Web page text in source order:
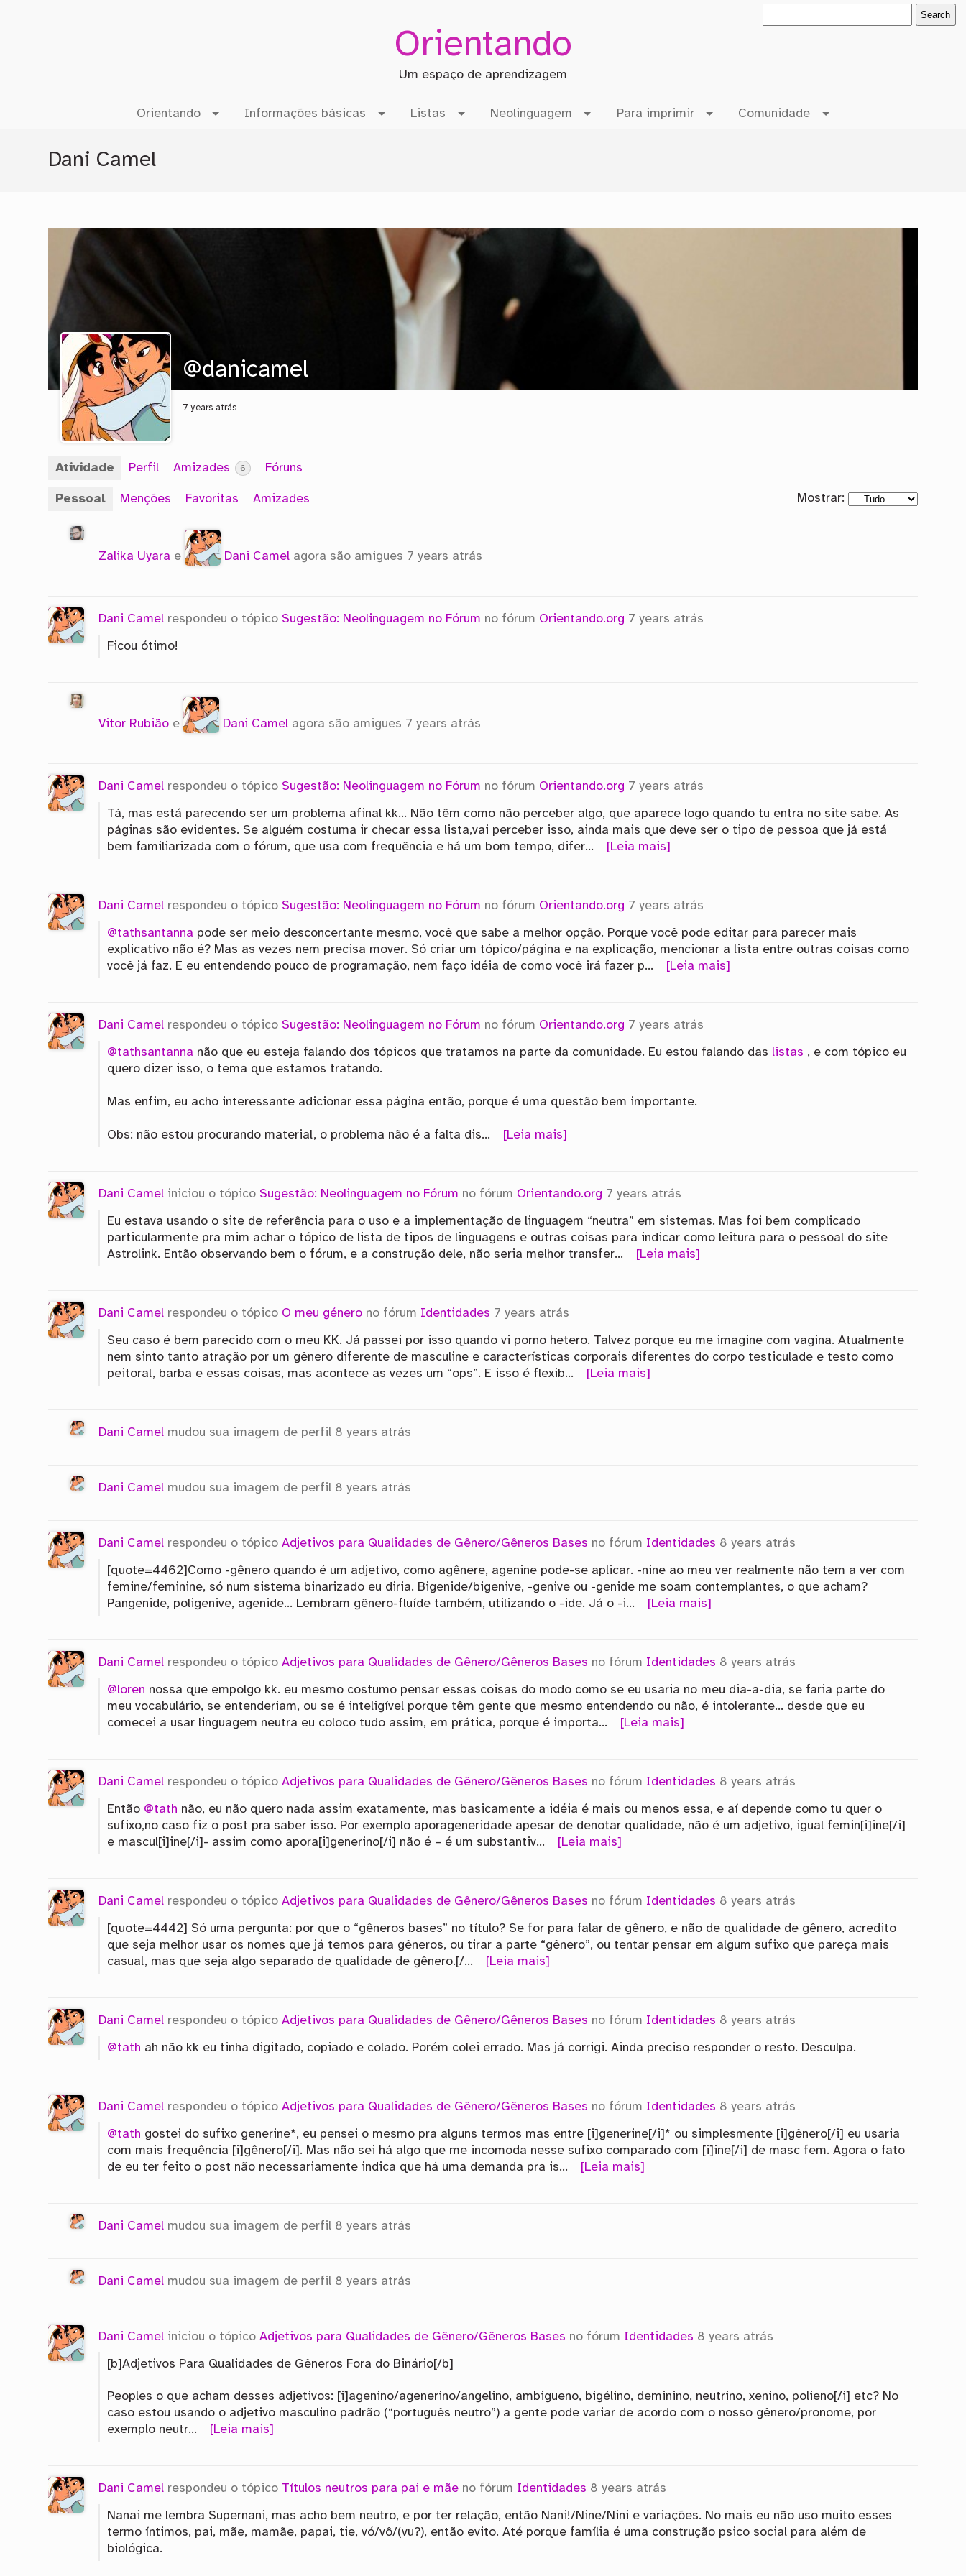
Orientando
Um espaço de aprendizagem
Orientando Informações básicas Listas Neolinguagem Para imprimir Comunidade
Dani Camel
@danicamel
7 years atrás
Atividade Perfil Amizades 6 Fóruns
Pessoal Menções Favoritas Amizades Mostrar:
Zalika Uyara e Dani Camel agora são amigues 7 years atrás
Dani Camel respondeu o tópico Sugestão: Neolinguagem no Fórum no fórum Orientando.org 7 years atrás
Ficou ótimo!
Vitor Rubião e Dani Camel agora são amigues 7 years atrás
Dani Camel respondeu o tópico Sugestão: Neolinguagem no Fórum no fórum Orientando.org 7 years atrás
Tá, mas está parecendo ser um problema afinal kk… Não têm como não perceber algo, que aparece logo quando tu entra no site sabe. As
páginas são evidentes. Se alguém costuma ir checar essa lista,vai perceber isso, ainda mais que deve ser o tipo de pessoa que já está
bem familiarizada com o fórum, que usa com frequência e há um bom tempo, difer…
[Leia mais]
Dani Camel respondeu o tópico Sugestão: Neolinguagem no Fórum no fórum Orientando.org 7 years atrás
@tathsantanna pode ser meio desconcertante mesmo, você que sabe a melhor opção. Porque você pode editar para parecer mais
explicativo não é? Mas as vezes nem precisa mover. Só criar um tópico/página e na explicação, mencionar a lista entre outras coisas como
você já faz. E eu entendendo pouco de programação, nem faço idéia de como você irá fazer p…
[Leia mais]
Dani Camel respondeu o tópico Sugestão: Neolinguagem no Fórum no fórum Orientando.org 7 years atrás
@tathsantanna não que eu esteja falando dos tópicos que tratamos na parte da comunidade. Eu estou falando das listas , e com tópico eu
quero dizer isso, o tema que estamos tratando.
Mas enfim, eu acho interessante adicionar essa página então, porque é uma questão bem importante.
Obs: não estou procurando material, o problema não é a falta dis… [Leia mais]
Dani Camel iniciou o tópico Sugestão: Neolinguagem no Fórum no fórum Orientando.org 7 years atrás
Eu estava usando o site de referência para o uso e a implementação de linguagem “neutra” em sistemas. Mas foi bem complicado
particularmente pra mim achar o tópico de lista de tipos de linguagens e outras coisas para indicar como leitura para o pessoal do site
Astrolink. Então observando bem o fórum, e a construção dele, não seria melhor transfer…
[Leia mais]
Dani Camel respondeu o tópico O meu género no fórum Identidades 7 years atrás
Seu caso é bem parecido com o meu KK. Já passei por isso quando vi porno hetero. Talvez porque eu me imagine com vagina. Atualmente
nem sinto tanto atração por um gênero diferente de masculine e características corporais diferentes do corpo testiculade e testo como
peitoral, barba e essas coisas, mas acontece as vezes um “ops”. E isso é flexib…
[Leia mais]
Dani Camel mudou sua imagem de perfil 8 years atrás
Dani Camel mudou sua imagem de perfil 8 years atrás
Dani Camel respondeu o tópicoAdjetivos para Qualidades de Gênero/Gêneros Bases no fórum Identidades 8 years atrás
[quote=4462]Como -gênero quando é um adjetivo, como agênere, agenine pode-se aplicar. -nine ao meu ver realmente não tem a ver com
femine/feminine, só num sistema binarizado eu diria. Bigenide/bigenive, -genive ou -genide me soam contemplantes, o que acham?
Pangenide, poligenive, agenide… Lembram gênero-fluíde também, utilizando o -ide. Já o -i…
[Leia mais]
Dani Camel respondeu o tópicoAdjetivos para Qualidades de Gênero/Gêneros Bases no fórum Identidades 8 years atrás
@loren nossa que empolgo kk. eu mesmo costumo pensar essas coisas do modo como se eu usaria no meu dia-a-dia, se faria parte do
meu vocabulário, se entenderiam, ou se é inteligível porque têm gente que mesmo entendendo ou não, é intolerante… desde que eu
comecei a usar linguagem neutra eu coloco tudo assim, em prática, porque é importa…
[Leia mais]
Dani Camel respondeu o tópicoAdjetivos para Qualidades de Gênero/Gêneros Bases no fórum Identidades 8 years atrás
Então @tath não, eu não quero nada assim exatamente, mas basicamente a idéia é mais ou menos essa, e aí depende como tu quer o
sufixo,no caso fiz o post pra saber isso. Por exemplo aporageneridade apesar de denotar qualidade, não é um adjetivo, igual femin[i]ine[/i]
e mascul[i]ine[/i]- assim como apora[i]generino[/i] não é – é um substantiv…
[Leia mais]
Dani Camel respondeu o tópicoAdjetivos para Qualidades de Gênero/Gêneros Bases no fórum Identidades 8 years atrás
[quote=4442] Só uma pergunta: por que o “gêneros bases” no título? Se for para falar de gênero, e não de qualidade de gênero, acredito
que seja melhor usar os nomes que já temos para gêneros, ou tirar a parte “gênero”, ou tentar pensar em algum sufixo que pareça mais
casual, mas que seja algo separado de qualidade de gênero.[/…
[Leia mais]
Dani Camel respondeu o tópicoAdjetivos para Qualidades de Gênero/Gêneros Bases no fórum Identidades 8 years atrás
@tath ah não kk eu tinha digitado, copiado e colado. Porém colei errado. Mas já corrigi. Ainda preciso responder o resto. Desculpa.
Dani Camel respondeu o tópicoAdjetivos para Qualidades de Gênero/Gêneros Bases no fórum Identidades 8 years atrás
@tath gostei do sufixo generine*, eu pensei o mesmo pra alguns termos mas entre [i]generine[/i]* ou simplesmente [i]gênero[/i] eu usaria
com mais frequência [i]gênero[/i]. Mas não sei há algo que me incomoda nesse sufixo comparado com [i]ine[/i] de masc fem. Agora o fato
de eu ter feito o post não necessariamente indica que há uma demanda pra is…
[Leia mais]
Dani Camel mudou sua imagem de perfil 8 years atrás
Dani Camel mudou sua imagem de perfil 8 years atrás
Dani Camel iniciou o tópicoAdjetivos para Qualidades de Gênero/Gêneros Bases no fórum Identidades 8 years atrás
[b]Adjetivos Para Qualidades de Gêneros Fora do Binário[/b]
Peoples o que acham desses adjetivos: [i]agenino/agenerino/angelino, ambigueno, bigélino, deminino, neutrino, xenino, polieno[/i] etc? No
caso estou usando o adjetivo masculino padrão (“português neutro”) a gente pode variar de acordo com o nosso gênero/pronome, por
exemplo neutr…
[Leia mais]
Dani Camel respondeu o tópico Títulos neutros para pai e mãe no fórum Identidades 8 years atrás
Nanai me lembra Supernani, mas acho bem neutro, e por ter relação, então Nani!/Nine/Nini e variações. No mais eu não uso muito esses
termo íntimos, pai, mãe, mamãe, papai, tie, vó/vô/(vu?), então evito. Até porque família é uma construção psico social para além de
biológica.